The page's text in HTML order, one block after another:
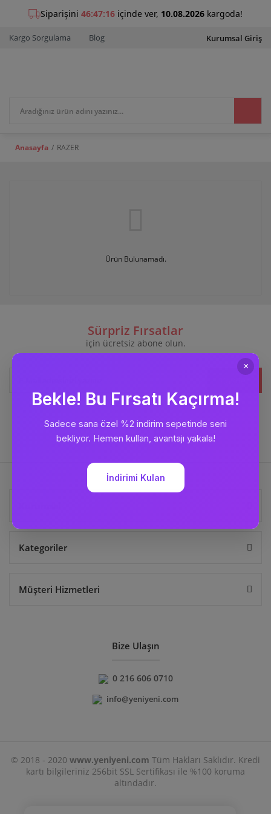
Kargo Sorgulama Blog Kurumsal Giriş
Anasayfa RAZER
Ürün Bulunamadı.
Sürpriz Fırsatlar
için ücretsiz abone olun.
Bizi
Takip Edin
Kategoriler
Müşteri Hizmetleri
Bize Ulaşın
0 216 606 0710
info@yeniyeni.com
© 2018 - 2020 www.yeniyeni.com Tüm Hakları Saklıdır. Kredi
kartı bilgileriniz 256bit SSL Sertifikası ile %100 koruma
altındadır.